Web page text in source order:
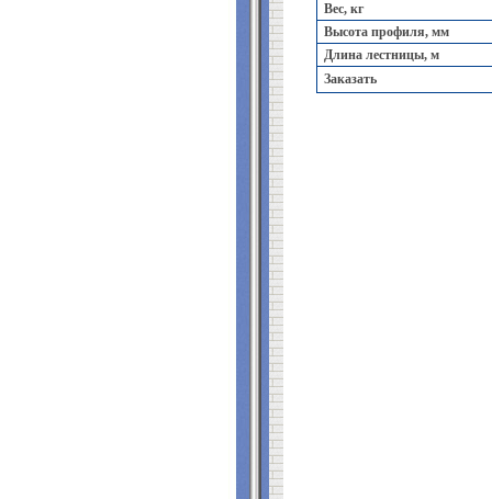
Вес, кг
Высота профиля, мм
Длина лестницы, м
Заказать